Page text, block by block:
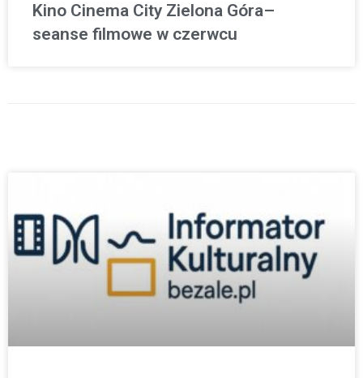
Kino Cinema City Zielona Góra–
seanse filmowe w czerwcu